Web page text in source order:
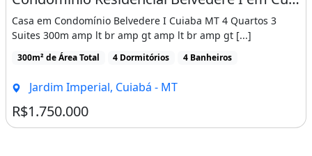
Casa em Condomínio Belvedere I Cuiaba MT 4 Quartos 3
Suites 300m amp lt br amp gt amp lt br amp gt [...]
300m² de Área Total 4 Dormitórios 4 Banheiros
Jardim Imperial, Cuiabá - MT
R$1.750.000